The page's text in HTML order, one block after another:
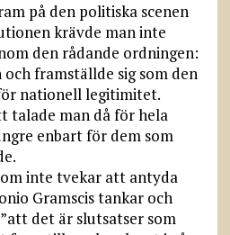
på den politiska scenen
krävde man inte
den rådande ordningen:
framställde sig som den
nationell legitimitet.
talade man då för hela
enbart för dem som
inte tvekar att antyda
Gramscis tankar och
det är slutsatser som